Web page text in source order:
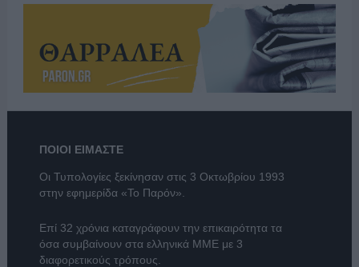
ΠΟΙΟΙ ΕΙΜΑΣΤΕ
Οι Τυπολογίες ξεκίνησαν στις 3 Οκτωβρίου 1993
στην εφημερίδα «Το Παρόν».
Επί 32 χρόνια καταγράφουν την επικαιρότητα τα
όσα συμβαίνουν στα ελληνικά ΜΜΕ με 3
διαφορετικούς τρόπους.